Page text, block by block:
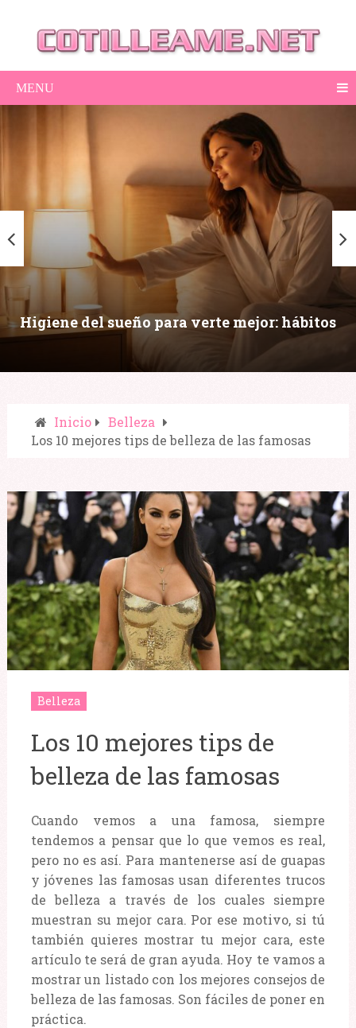
MENU
Higiene del sueño para verte mejor: hábitos
nocturnos que mejoran piel, ojeras y energía
Inicio
Belleza
Los 10 mejores tips de belleza de las famosas
Belleza
Los 10 mejores tips de
belleza de las famosas
Cuando vemos a una famosa, siempre
tendemos a pensar que lo que vemos es real,
pero no es así. Para mantenerse así de guapas
y jóvenes las famosas usan diferentes trucos
de belleza a través de los cuales siempre
muestran su mejor cara. Por ese motivo, si tú
también quieres mostrar tu mejor cara, este
artículo te será de gran ayuda. Hoy te vamos a
mostrar un listado con los mejores consejos de
belleza de las famosas. Son fáciles de poner en
práctica.